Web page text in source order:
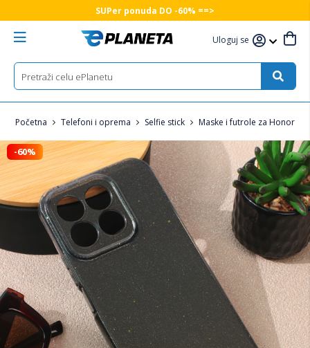
SUPer ponuda DO -60% ==>
Uloguj se
Početna Telefoni i oprema Selfie stick Maske i futrole za Honor
-60%